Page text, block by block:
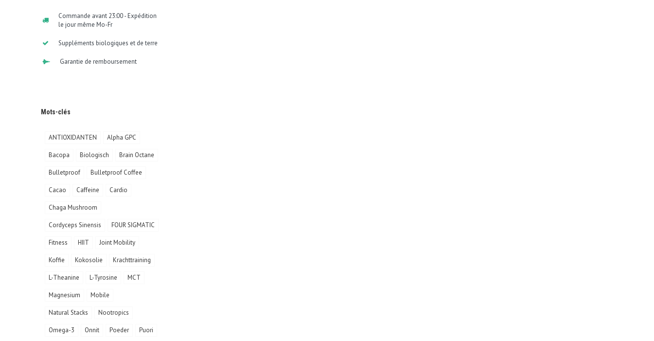
Commande avant 23:00 - Expédition
le jour même Mo-Fr
Suppléments biologiques et de terre
Garantie de remboursement
Mots-clés
ANTIOXIDANTEN Alpha GPC
Bacopa Biologisch Brain Octane
Bulletproof Bulletproof Coffee
Cacao Caffeine Cardio
Chaga Mushroom
Cordyceps Sinensis FOUR SIGMATIC
Fitness HIIT Joint Mobility
Koffie Kokosolie Krachttraining
L-Theanine L-Tyrosine MCT
Magnesium Mobile
Natural Stacks Nootropics
Omega-3 Onnit Poeder Puori